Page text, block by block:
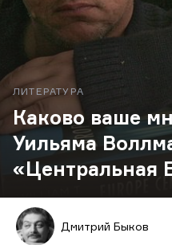
ЛИТЕРАТУРА
Каково ваше
Уильяма
«Центральная
Дмитрий Быков